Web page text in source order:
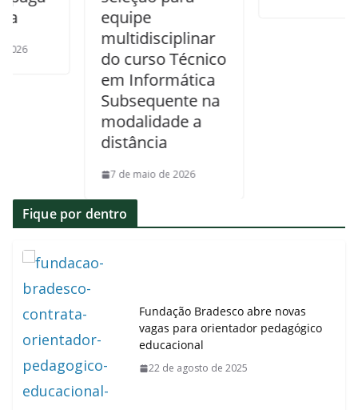
equipe
multidisciplinar
do curso Técnico
em Informática
Subsequente na
modalidade a
distância
7 de maio de 2026
Fique por dentro
Fundação Bradesco abre novas
vagas para orientador pedagógico
educacional
22 de agosto de 2025